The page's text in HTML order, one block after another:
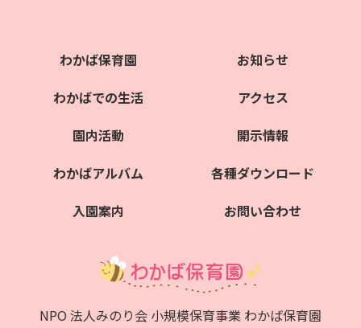
わかば保育園
わかばでの生活
園内活動
わかばアルバム
入園案内
お知らせ
アクセス
開示情報
各種ダウンロード
お問い合わせ
NPO 法人みのり会 小規模保育事業 わかば保育園